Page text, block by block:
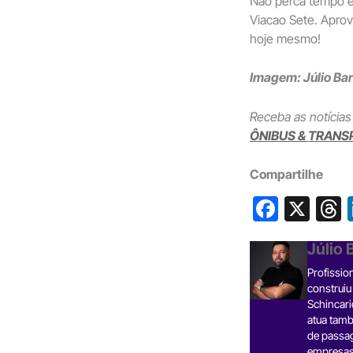
Viacao Sete.
hoje mesmo!
Imagem: Júlio
Receba as
ÔNIBUS &
Compartilhe
F
a
c
e
b
X
s
Júlio
atua
de